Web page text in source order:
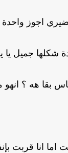
اجوز واحدة
شكلها جميل يا
بقا هه ؟ انهو
انا قربت